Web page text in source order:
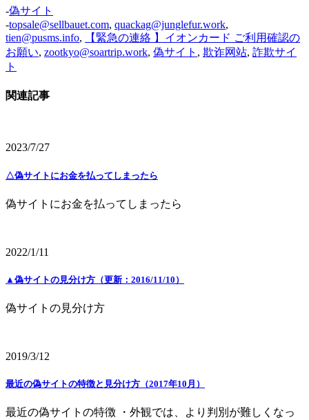
-偽サイト
-topsale@sellbauet.com, quackag@junglefur.work,
tien@pusms.info,
【緊急の連絡 】イオンカード ご利用確認の
お願い, zootkyo@soartrip.work, 偽サイト , 欺诈网站, 詐欺サイ
ト
関連記事
2023/7/27
△偽サイトにお金を払ってしまったら
偽サイトにお金を払ってしまったら
2022/1/11
▲偽サイトの見分け方（更新：2016/11/10）
偽サイトの見分け方
2019/3/12
最近の偽サイトの特徴と見分け方（2017年10月）
最近の偽サイトの特徴 ・外観では、より判別が難しくなっ